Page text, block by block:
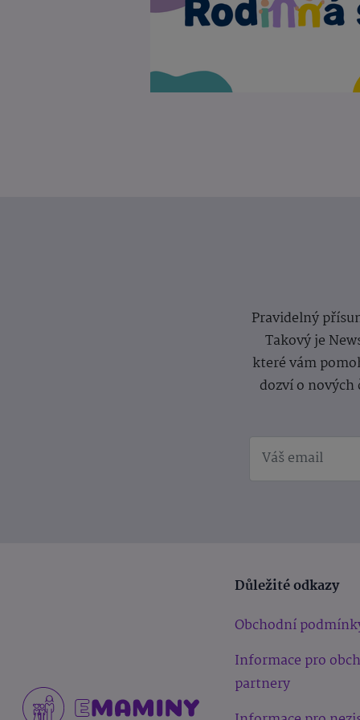
Pravidelný
Takový je
které vám
dozví o
Důležité odkazy
Obchodní
Informace pro
partnery